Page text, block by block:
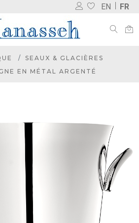
EN FR
SEAUX & GLACIÈRES
EN MÉTAL ARGENTÉ